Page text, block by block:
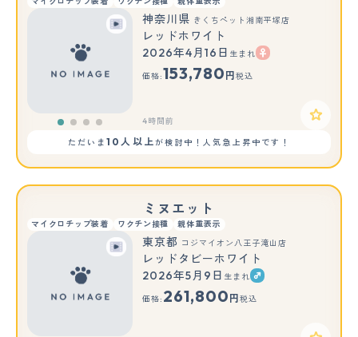
神奈川県 きくちペット湘南平塚店
レッドホワイト
2026年4月16日 生まれ
価格:153,780 円税込
4時間前
ただいま10人以上が検討中！人気急上昇中です！
ミヌエット
マイクロチップ装着 ワクチン接種 親体重表示
もっと見る
東京都 コジマイオン八王子滝山店
レッドタビーホワイト
2026年5月9日 生まれ
価格: 261,800 円税込